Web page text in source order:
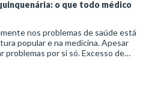
o que todo médico
nos problemas de saúde está
popular e na medicina. Apesar
problemas por si só. Excesso de